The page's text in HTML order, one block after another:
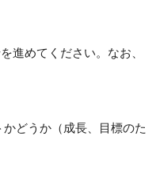
進めてください。なお、
どうか（成長、目標のた